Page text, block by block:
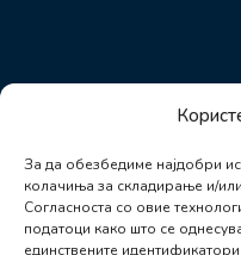
За да обезбедиме најдобри
колачиња за складирање и/
Согласноста со овие
податоци како што се
единствените